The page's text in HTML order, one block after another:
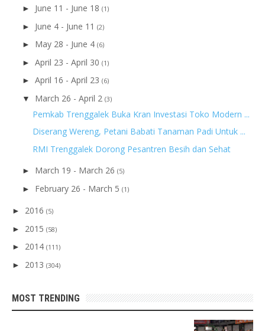
► June 11 - June 18 (1)
► June 4 - June 11 (2)
► May 28 - June 4 (6)
► April 23 - April 30 (1)
► April 16 - April 23 (6)
▼ March 26 - April 2 (3)
Pemkab Trenggalek Buka Kran Investasi Toko Modern ...
Diserang Wereng, Petani Babati Tanaman Padi Untuk ...
RMI Trenggalek Dorong Pesantren Besih dan Sehat
► March 19 - March 26 (5)
► February 26 - March 5 (1)
► 2016 (5)
► 2015 (58)
► 2014 (111)
► 2013 (304)
MOST TRENDING